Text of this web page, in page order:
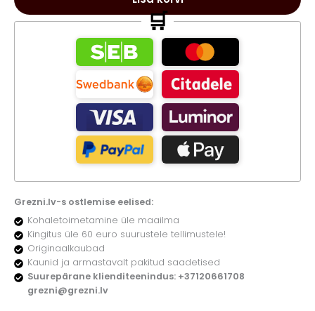
60g
kogus
🛒
Grezni.lv-s ostlemise eelised:
Kohaletoimetamine üle maailma
Kingitus üle 60 euro suurustele tellimustele!
Originaalkaubad
Kaunid ja armastavalt pakitud saadetised
Suurepärane klienditeenindus: +37120661708
grezni@grezni.lv